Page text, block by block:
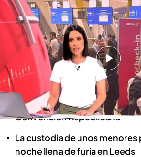
Las noticias, de la mano de Alba Lago
Redacción digital Noticias Cuatro
19 JUL 2024 - 15:22h.
Una caída de Microsoft
que afecta a las aerolíneas y a
Donald Trump lanza un
Convención Republicana
La custodia de unos menores
noche llena de furia en Leeds